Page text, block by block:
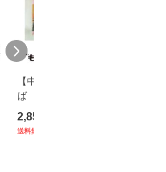
【中古】 耳をすませ
ば 〈2枚組〉 [DVD] /
ブエナ・ビスタ・ホー
ム・エンターテイメン
2,852
送料無料